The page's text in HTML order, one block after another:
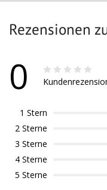
Rezensionen
0
1 Stern
2 Sterne
3 Sterne
4 Sterne
5 Sterne